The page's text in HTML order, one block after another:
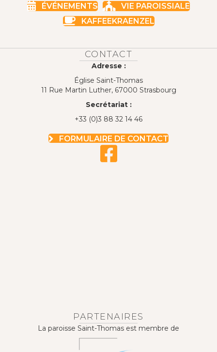
ÉVÉNEMENTS
VIE PAROISSIALE
KAFFEEKRAENZEL
CONTACT
Adresse :
Église Saint-Thomas
11 Rue Martin Luther, 67000 Strasbourg
Secrétariat :
+33 (0)3 88 32 14 46
FORMULAIRE DE CONTACT
PARTENAIRES
La paroisse Saint-Thomas est membre de